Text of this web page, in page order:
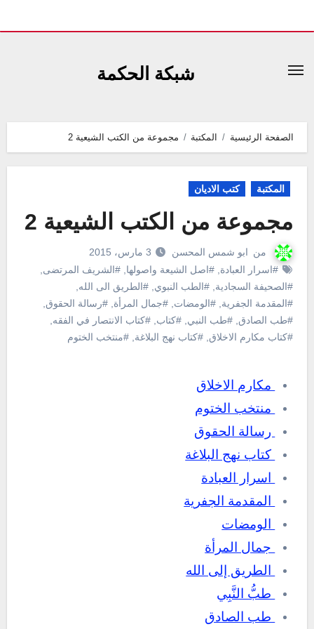
شبكة الحكمة
الصفحة الرئيسية المكتبة مجموعة من الكتب الشيعية 2
المكتبة كتب الاديان
مجموعة من الكتب الشيعية 2
من ابو شمس المحسن
3 مارس، 2015
#اسرار العبادة, #اصل الشيعة واصولها, #الشريف المرتضى,
#الصحيفة السجادية, #الطب النبوي, #الطريق الى الله,
#المقدمة الجفرية, #الومضات, #جمال المرأة, #رسالة الحقوق,
#طب الصادق, #طب النبي, #كتاب, #كتاب الانتصار في الفقه,
#كتاب مكارم الاخلاق, #كتاب نهج البلاغة, #منتخب الختوم
مكارم الاخلاق
منتخب الختوم
رسالة الحقوق
كتاب نهج البلاغة
اسرار العبادة
المقدمة الجفرية
الومضات
جمال المرأة
الطريق إلى الله
طبُّ النَّبِي
طب الصادق